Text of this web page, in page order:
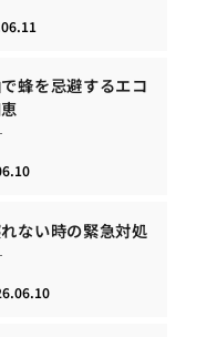
蜂を忌避するエコ
ない時の緊急対処